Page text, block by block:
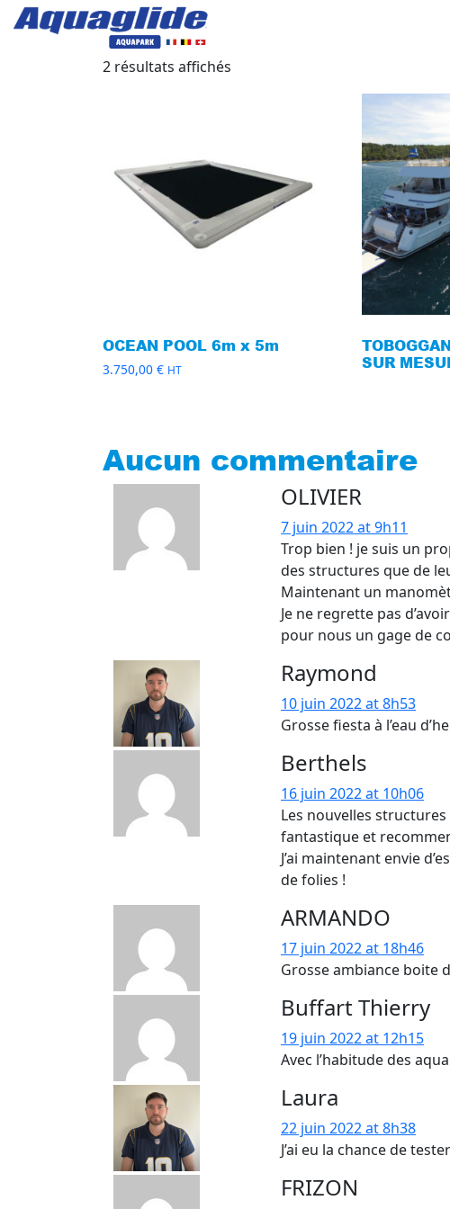
2 résultats affichés
OCEAN POOL 6m x 5m
3.750,00 € HT
SUR
Aucun commentaire
OLIVIER
7 juin 2022 at 9h11
Trop bien ! je suis un
des structures que de
Maintenant un
Je ne regrette pas
pour nous un gage de
Raymond
10 juin 2022 at 8h53
Grosse fiesta à l’eau
Berthels
16 juin 2022 at 10h06
Les nouvelles
fantastique et
J’ai maintenant envie
de folies !
ARMANDO
17 juin 2022 at 18h46
Grosse ambiance boite
Buffart Thierry
19 juin 2022 at 12h15
Avec l’habitude des
Laura
22 juin 2022 at 8h38
J’ai eu la chance de
FRIZON